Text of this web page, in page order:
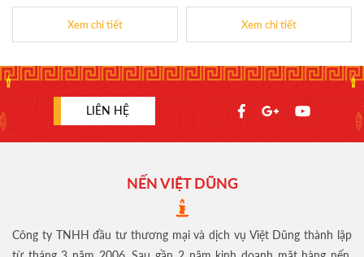
Xem chi tiết Xem chi tiết
LIÊN HỆ
NẾN VIỆT DŨNG
Công ty TNHH đầu tư thương mại và dịch vụ Việt Dũng thành lập